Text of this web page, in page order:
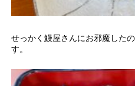
せっかく鰻屋さんにお邪魔した
す。